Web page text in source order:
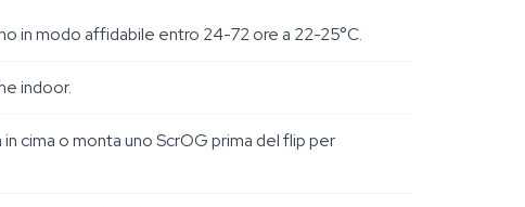
in modo affidabile entro 24-72 ore a 22-25°C.
indoor.
cima o monta uno ScrOG prima del flip per